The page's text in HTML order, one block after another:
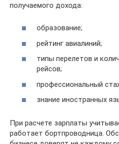
получаемого дохода:
образование;
рейтинг авиалиний;
типы перелетов и
рейсов;
профессиональный
знание иностранных
При расчете зарплаты
работает бортпроводница.